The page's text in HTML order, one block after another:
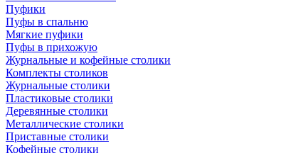
Пуфики
Пуфы в спальню
Мягкие пуфики
Пуфы в прихожую
Журнальные и кофейные столики
Комплекты столиков
Журнальные столики
Пластиковые столики
Деревянные столики
Металлические столики
Приставные столики
Кофейные столики